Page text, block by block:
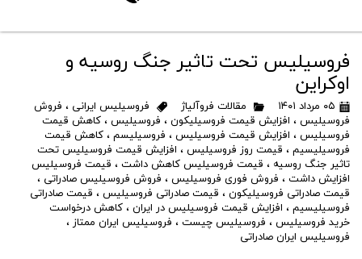
فروسیلیس تحت تاثیر جنگ روسیه و
اوکراین
۰۵ مرداد ۱۴۰۱ مقالات فروآلیاژ فروسیلیس ایرانی ، فروش
فروسیلیس ، افزایش قیمت فروسیلیکون ، فروسیلیس ، کاهش قیمت
فروسیلیس ، افزایش قیمت فروسیلیس ، فروسیلیسم ، کاهش قیمت
فروسیلیسیم ، قیمت روز فروسیلیس ، افزایش قیمت فروسیلیس تحت
تاثیر جنگ روسیه ، قیمت فروسیلیس کاهش داشت ، قیمت فروسیلیس
افزایش داشت ، فروش فوری فروسیلیس ، فروش فروسیلیس صادراتی ،
قیمت صادراتی فروسیلیکون ، قیمت صادراتی فروسیلیس ، قیمت صادراتی
فروسیلیسیم ، افزایش قیمت فروسیلیس در ایران ، کاهش درخواست
خرید فروسیلیس ، فروسیلیس چیست ، فروسیلیس ایران ممتاز ،
فروسیلیس ایران صادراتی